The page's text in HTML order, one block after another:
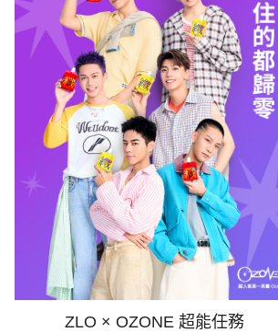
ZLO × OZONE 超能任務